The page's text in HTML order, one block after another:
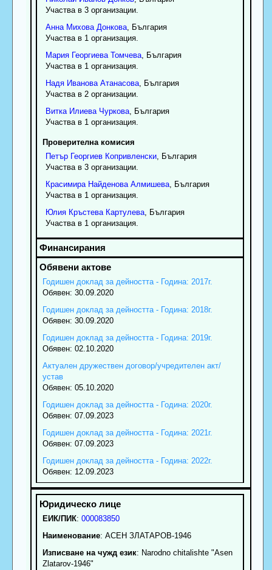
Участва в 3 организации.
Анна Михова Донкова, България
Участва в 1 организация.
Мария Георгиева Томчева, България
Участва в 1 организация.
Надя Иванова Атанасова, България
Участва в 2 организации.
Витка Илиева Чуркова, България
Участва в 1 организация.
Проверителна комисия
Петър Георгиев Копривленски, България
Участва в 3 организации.
Красимира Найденова Алмишева, България
Участва в 1 организация.
Юлия Кръстева Картулева, България
Участва в 1 организация.
Годишен доклад за дейността - Година: 2017г.
Обявен: 30.09.2020
Годишен доклад за дейността - Година: 2018г.
Обявен: 30.09.2020
Годишен доклад за дейността - Година: 2019г.
Обявен: 02.10.2020
Актуален дружествен договор/учредителен акт/
устав
Обявен: 05.10.2020
Годишен доклад за дейността - Година: 2020г.
Обявен: 07.09.2023
Годишен доклад за дейността - Година: 2021г.
Обявен: 07.09.2023
Годишен доклад за дейността - Година: 2022г.
Обявен: 12.09.2023
ЕИК/ПИК: 000083850
Наименование: АСЕН ЗЛАТАРОВ-1946
Изписване на чужд език: Narodno chitalishte "Asen
Zlatarov-1946"